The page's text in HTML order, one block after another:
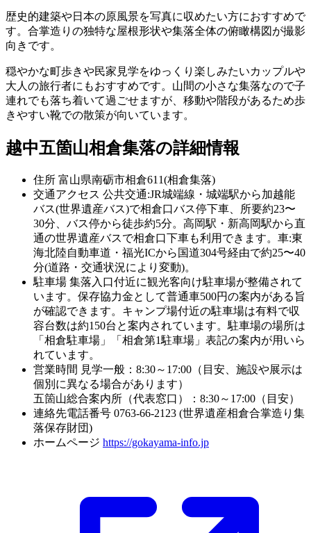
歴史的建築や日本の原風景を写真に収めたい方におすすめで
す。合掌造りの独特な屋根形状や集落全体の俯瞰構図が撮影
向きです。
穏やかな町歩きや民家見学をゆっくり楽しみたいカップルや
大人の旅行者にもおすすめです。山間の小さな集落なので子
連れでも落ち着いて過ごせますが、移動や階段があるため歩
きやすい靴での散策が向いています。
越中五箇山相倉集落の詳細情報
住所 富山県南砺市相倉611(相倉集落)
交通アクセス 公共交通:JR城端線・城端駅から加越能
バス(世界遺産バス)で相倉口バス停下車、所要約23〜
30分、バス停から徒歩約5分。高岡駅・新高岡駅から直
通の世界遺産バスで相倉口下車も利用できます。車:東
海北陸自動車道・福光ICから国道304号経由で約25〜40
分(道路・交通状況により変動)。
駐車場 集落入口付近に観光客向け駐車場が整備されて
います。保存協力金として普通車500円の案内がある旨
が確認できます。キャンプ場付近の駐車場は有料で収
容台数は約150台と案内されています。駐車場の場所は
「相倉駐車場」「相倉第1駐車場」表記の案内が用いら
れています。
営業時間 見学一般：8:30～17:00（目安、施設や展示は
個別に異なる場合があります）
五箇山総合案内所（代表窓口）：8:30～17:00（目安）
連絡先電話番号 0763-66-2123 (世界遺産相倉合掌造り集
落保存財団)
ホームページ https://gokayama-info.jp